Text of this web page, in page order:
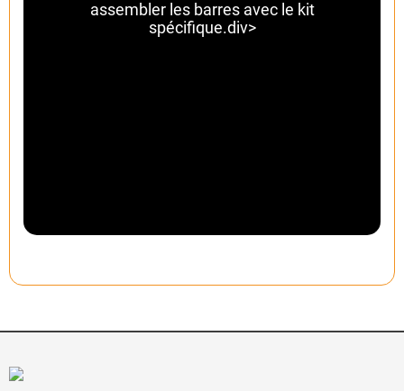
assembler les barres avec le kit
spécifique.div>